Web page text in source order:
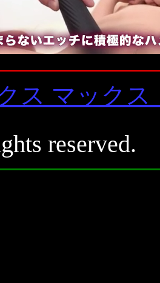
ス マックス
reserved.